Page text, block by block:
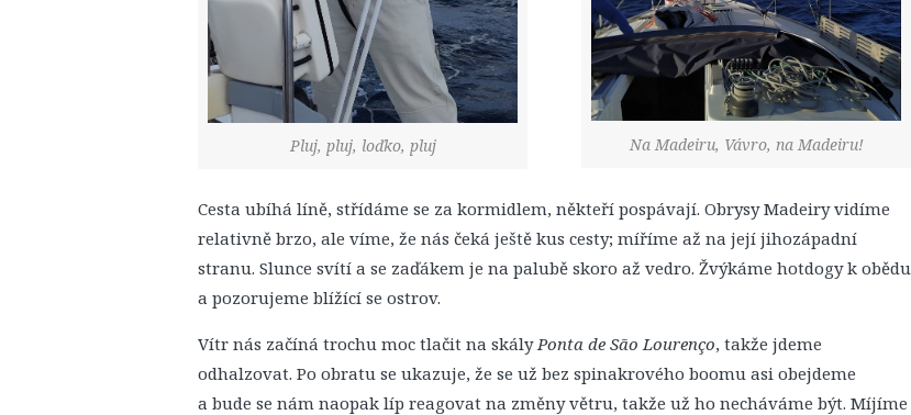
Pluj, pluj, loďko, pluj Na Madeiru, Vávro, na Madeiru!
Cesta ubíhá líně, střídáme se za kormidlem, někteří pospávají. Obrysy Madeiry vidíme
relativně brzo, ale víme, že nás čeká ještě kus cesty; míříme až na její jihozápadní
stranu. Slunce svítí a se zaďákem je na palubě skoro až vedro. Žvýkáme hotdogy k obědu
a pozorujeme blížící se ostrov.
Vítr nás začíná trochu moc tlačit na skály Ponta de São Lourenço, takže jdeme
odhalzovat. Po obratu se ukazuje, že se už bez spinakrového boomu asi obejdeme
a bude se nám naopak líp reagovat na změny větru, takže už ho necháváme být. Míjíme